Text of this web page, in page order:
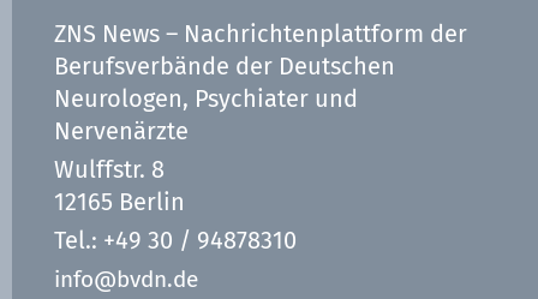
ZNS News – Nachrichtenplattform der
Berufsverbände der Deutschen
Neurologen, Psychiater und
Nervenärzte
Wulffstr. 8
12165 Berlin
Tel.: +49 30 / 94878310
info@bvdn.de